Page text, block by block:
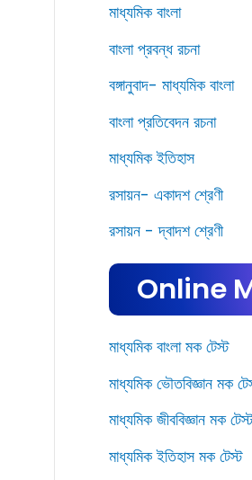
মাধ্যমিক বাংলা
বাংলা প্রবন্ধ রচনা
বঙ্গানুবাদ- মাধ্যমিক বাংলা
বাংলা প্রতিবেদন রচনা
মাধ্যমিক ইতিহাস
রসায়ন- একাদশ শ্রেণী
রসায়ন - দ্বাদশ শ্রেণী
Online
মাধ্যমিক বাংলা মক টেস্ট
মাধ্যমিক ভৌতবিজ্ঞান মক
মাধ্যমিক জীববিজ্ঞান মক
মাধ্যমিক ইতিহাস মক টেস্ট